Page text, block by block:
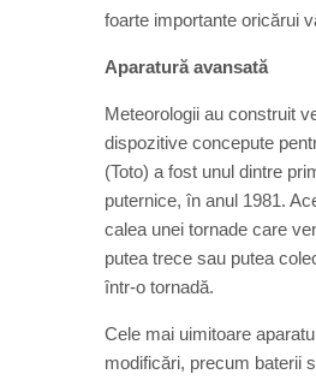
foarte importante oricărui
Aparatură avansată
Meteorologii au construit
dispozitive concepute
(Toto) a fost unul dintre
puternice, în anul 1981.
calea unei tornade care
putea trece sau putea
într-o tornadă.
Cele mai uimitoare
modificări, precum baterii